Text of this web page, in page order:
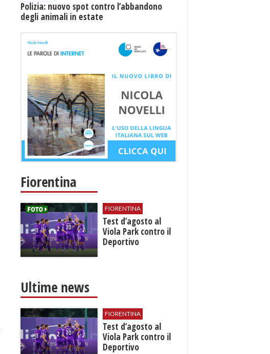
Polizia: nuovo spot contro l’abbandono
degli animali in estate
Fiorentina
FIORENTINA
Test d’agosto al
Viola Park contro il
Deportivo
Ultime news
FIORENTINA
Test d’agosto al
Viola Park contro il
Deportivo